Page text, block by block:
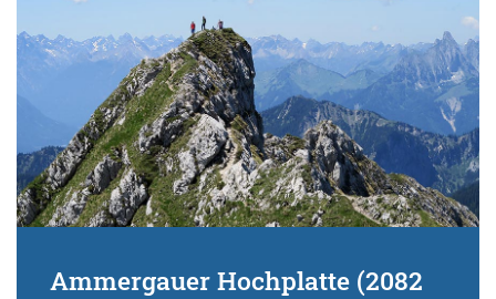
Ammergauer Hochplatte (2082